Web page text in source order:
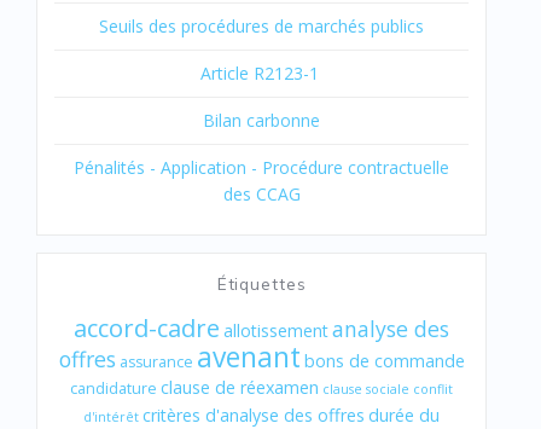
Seuils des procédures de marchés publics
Article R2123-1
Bilan carbonne
Pénalités - Application - Procédure contractuelle
des CCAG
Étiquettes
accord-cadre allotissementanalyse des
offres assurance avenant bons de commande
candidature clause de réexamen clause sociale conflit
d'intérêt critères d'analyse des offres durée du